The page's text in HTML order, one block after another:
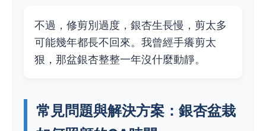
不過，修剪別過度，銀杏生長慢，剪太多
可能幾年都長不回來。我曾經手癢剪太
狠，那盆銀杏整整一年沒什麼動靜。
常見問題與解決方案：銀杏盆栽